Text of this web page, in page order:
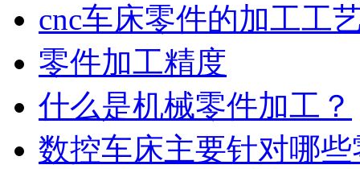
cnc车床零件的加工工
零件加工精度
什么是机械零件加工？
数控车床主要针对哪